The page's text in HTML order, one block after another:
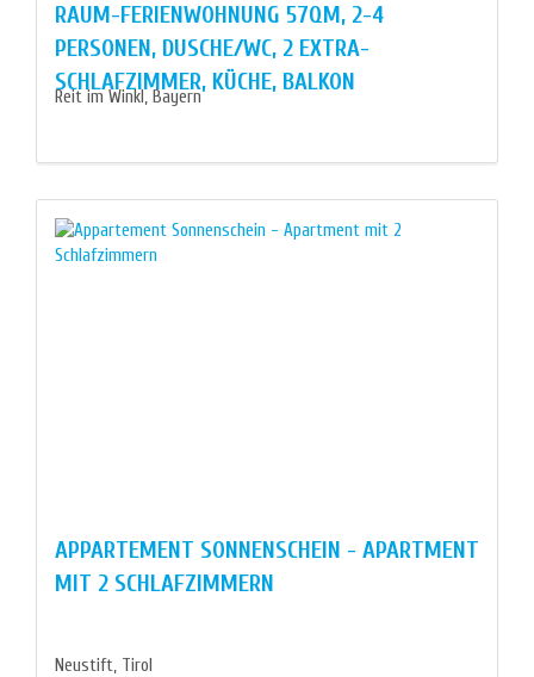
RAUM-FERIENWOHNUNG 57QM, 2-4
PERSONEN, DUSCHE/WC, 2 EXTRA-
SCHLAFZIMMER, KÜCHE, BALKON
Reit im Winkl, Bayern
APPARTEMENT SONNENSCHEIN - APARTMENT
MIT 2 SCHLAFZIMMERN
Neustift, Tirol